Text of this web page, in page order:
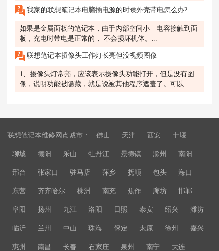
我家的联想笔记本电脑插电源的时候外壳带电怎么办?
如果是金属面板的笔记本，由于内部空间小，电容接触到面
板，充电时带电是正常的， 不会损坏机体。...
联想笔记本摄像头工作灯长亮但没视频图像
1、摄像头灯常亮，应该表示摄像头功能打开，但是没有图
像，说明功能被隐藏，就是说被其他程序遮盖了。可以...
联想笔记本维修网点城市： 佛山 天津 西安 十堰
聊城 德阳 乐山 牡丹江 景德镇 滁州 南阳
邢台 张家口 驻马店 萍乡 抚顺 包头 海口
东营 齐齐哈尔 株洲 南充 焦作 廊坊 邯郸
阜阳 扬州 九江 洛阳 日照 泰安 绍兴 潍坊
临沂 兰州 中山 珠海 保定 太原 徐州 嘉兴
惠州 南昌 长春 石家庄 泉州 南宁 大连